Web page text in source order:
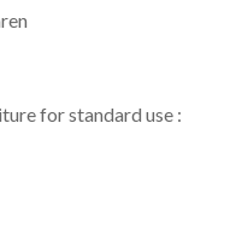
for standard use :